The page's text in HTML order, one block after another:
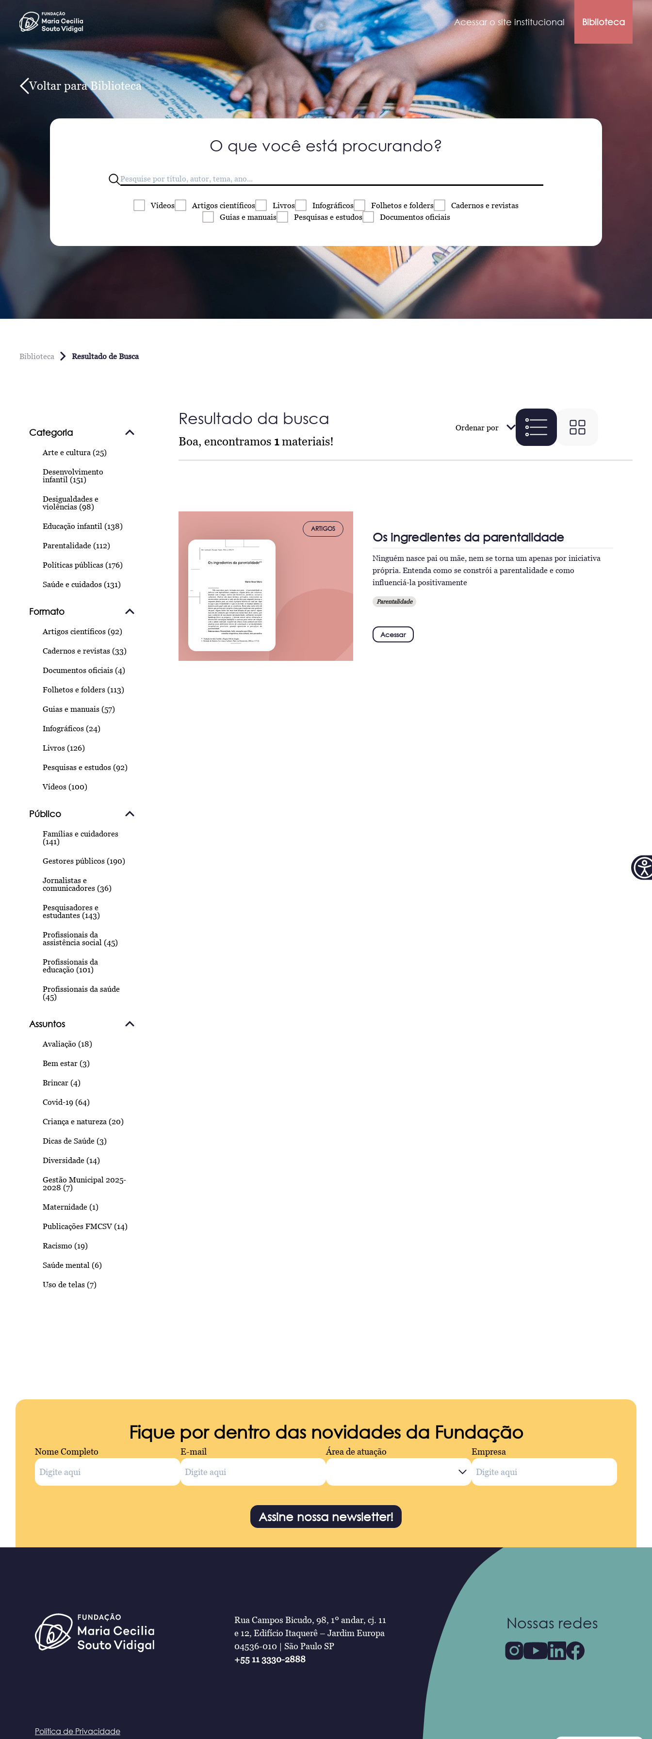
Acessar o site institucional Biblioteca
Voltar para Biblioteca
O que você está procurando?
Vídeos Artigos científicos Livros Infográficos Folhetos e folders Cadernos e revistas
Guias e manuais Pesquisas e estudos Documentos oficiais
Biblioteca Resultado de Busca
Categoria
Arte e cultura (25)
Desenvolvimento
infantil (151)
Desigualdades e
violências (98)
Educação infantil (138)
Parentalidade (112)
Políticas públicas (176)
Saúde e cuidados (131)
Formato
Artigos científicos (92)
Cadernos e revistas (33)
Documentos oficiais (4)
Folhetos e folders (113)
Guias e manuais (57)
Infográficos (24)
Livros (126)
Pesquisas e estudos (92)
Vídeos (100)
Público
Famílias e cuidadores
(141)
Gestores públicos (190)
Jornalistas e
comunicadores (36)
Pesquisadores e
estudantes (143)
Profissionais da
assistência social (45)
Profissionais da
educação (101)
Profissionais da saúde
(45)
Assuntos
Avaliação (18)
Bem estar (3)
Brincar (4)
Covid-19 (64)
Criança e natureza (20)
Dicas de Saúde (3)
Diversidade (14)
Gestão Municipal 2025-
2028 (7)
Maternidade (1)
Publicações FMCSV (14)
Racismo (19)
Saúde mental (6)
Uso de telas (7)
Resultado da busca
Boa, encontramos 1materiais!
Ordenar por
ARTIGOS
Os ingredientes da parentalidade
Ninguém nasce pai ou mãe, nem se torna um apenas por iniciativa
própria. Entenda como se constrói a parentalidade e como
influenciá-la positivamente
Parentalidade
Acessar
Fique por dentro das novidades da Fundação
Nome Completo E-mail Área de atuação Empresa
Assine nossa newsletter!
Rua Campos Bicudo, 98, 1º andar, cj. 11
e 12, Edifício Itaquerê – Jardim Europa
04536-010 | São Paulo SP
+55 11 3330-2888
Nossas redes
Política de Privacidade